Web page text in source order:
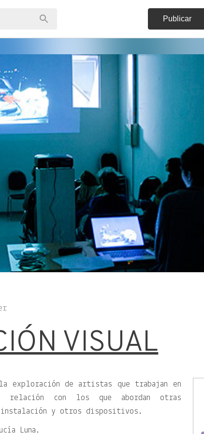
Publicar
VISUAL
exploración de artistas que trabajan en
con los que abordan otras
y otros dispositivos.
Luna.